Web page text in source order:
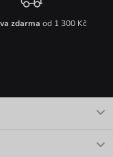
zdarma od 1 300 Kč